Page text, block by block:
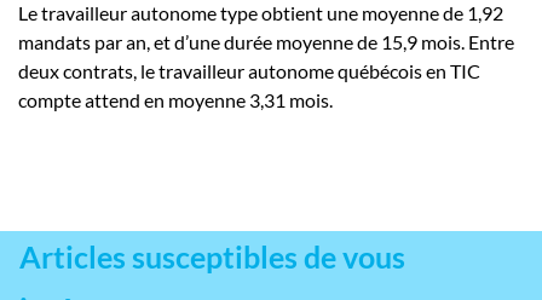
Le travailleur autonome type obtient une moyenne de 1,92
mandats par an, et d’une durée moyenne de 15,9 mois. Entre
deux contrats, le travailleur autonome québécois en TIC
compte attend en moyenne 3,31 mois.
Articles susceptibles de vous